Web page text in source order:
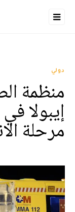
دولي
منظمة
إيبولا
مرحلة